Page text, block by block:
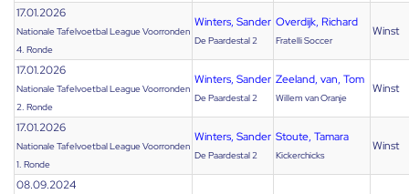
17.01.2026
Nationale Tafelvoetbal League Voorronden
4. Ronde
Winters, Sander
De Paardestal 2
Overdijk, Richard
Fratelli Soccer
Winst
17.01.2026
Nationale Tafelvoetbal League Voorronden
2. Ronde
Winters, Sander
De Paardestal 2
Zeeland, van, Tom
Willem van Oranje
Winst
17.01.2026
Nationale Tafelvoetbal League Voorronden
1. Ronde
Winters, Sander
De Paardestal 2
Stoute, Tamara
Kickerchicks
Winst
08.09.2024